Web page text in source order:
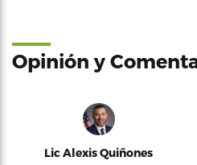
Opinión y
Lic Alexis Quiñones